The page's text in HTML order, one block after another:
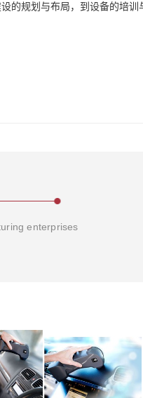
的规划与布局，到设备的培
enterprises